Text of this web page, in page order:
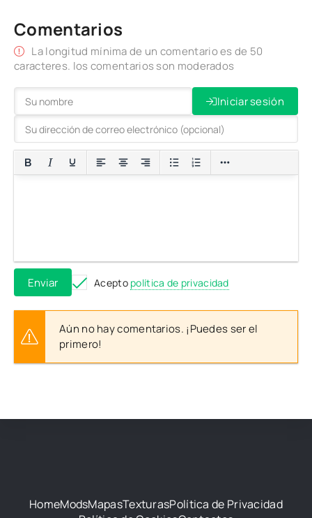
Comentarios
La longitud mínima de un comentario es de 50
caracteres. los comentarios son moderados
Iniciar sesión
Enviar Acepto política de privacidad
Aún no hay comentarios. ¡Puedes ser el
primero!
HomeModsMapasTexturasPolítica de Privacidad